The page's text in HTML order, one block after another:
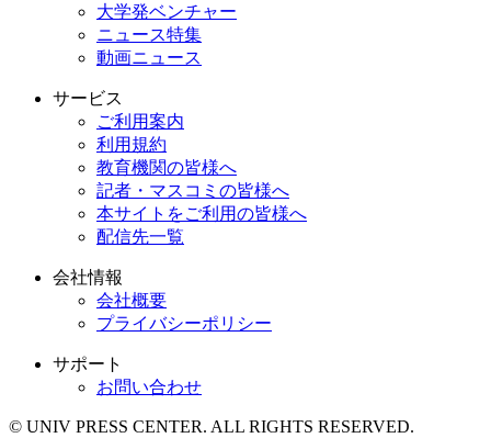
大学発ベンチャー
ニュース特集
動画ニュース
サービス
ご利用案内
利用規約
教育機関の皆様へ
記者・マスコミの皆様へ
本サイトをご利用の皆様へ
配信先一覧
会社情報
会社概要
プライバシーポリシー
サポート
お問い合わせ
© UNIV PRESS CENTER. ALL RIGHTS RESERVED.